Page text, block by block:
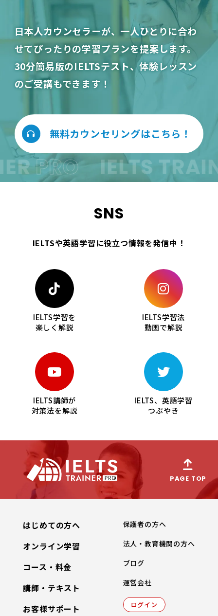
日本人カウンセラーが、一人ひとりに合わ
せてぴったりの学習プランを提案します。
30分簡易版のIELTSテスト、体験レッスン
のご受講もできます！
無料カウンセリングはこちら！
PRO IELTS
SNS
IELTSや英語学習に役立つ情報を発信中！
IELTS学習を
楽しく解説
IELTS学習法
動画で解説
IELTS講師が
対策法を解説
IELTS、英語学習
つぶやき
PAGE TOP
はじめての方へ
オンライン学習
コース・料金
講師・テキスト
お客様サポート
保護者の方へ
法人・教育機関の方へ
ブログ
運営会社
ログイン